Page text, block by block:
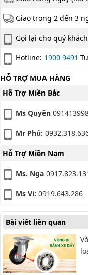
Giao trong 2 đến 3
Gọi lại cho quý
Hotline: 1900 9491
HỖ TRỢ MUA HÀNG
Hỗ Trợ Miền Bắc
Ms Quyên
Mr Phú:
Hỗ Trợ Miền Nam
Ms. Nga
Ms Vi: 0919.643.286
Bài viết liên quan